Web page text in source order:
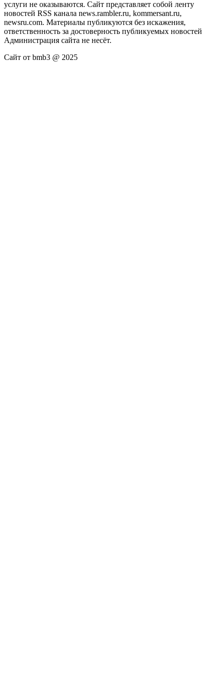
услуги не оказываются. Сайт представляет собой ленту
новостей RSS канала news.rambler.ru, kommersant.ru,
newsru.com. Материалы публикуются без искажения,
ответственность за достоверность публикуемых новостей
Администрация сайта не несёт.
Сайт от bmb3 @ 2025